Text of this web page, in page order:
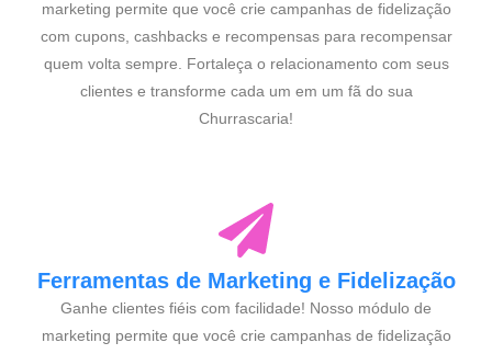
marketing permite que você crie campanhas de fidelização
com cupons, cashbacks e recompensas para recompensar
quem volta sempre. Fortaleça o relacionamento com seus
clientes e transforme cada um em um fã do sua
Churrascaria!
Ferramentas de Marketing e Fidelização
Ganhe clientes fiéis com facilidade! Nosso módulo de
marketing permite que você crie campanhas de fidelização